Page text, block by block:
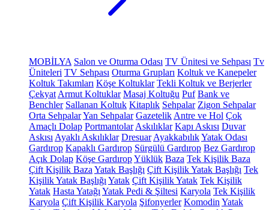
MOBİLYA Salon ve Oturma Odası TV Ünitesi ve Sehpası Tv
Üniteleri TV Sehpası Oturma Grupları Koltuk ve Kanepeler
Koltuk Takımları Köşe Koltuklar Tekli Koltuk ve Berjerler
Çekyat Armut Koltuklar Masaj Koltuğu Puf Bank ve
Benchler Sallanan Koltuk Kitaplık Sehpalar Zigon Sehpalar
Orta SehpalarYan Sehpalar Gazetelik Antre ve Hol Çok
Amaçlı Dolap Portmantolar Askılıklar Kapı Askısı Duvar
Askısı Ayaklı Askılıklar Dresuar AyakkabılıkYatak Odası
Gardırop Kapaklı Gardırop Sürgülü Gardırop Bez Gardırop
Açık Dolap Köşe GardıropYüklük Baza Tek Kişilik Baza
Çift Kişilik Baza Yatak Başlığı Çift Kişilik Yatak Başlığı Tek
Kişilik Yatak Başlığı Yatak Çift Kişilik Yatak Tek Kişilik
Yatak Hasta Yatağı Yatak Pedi & Şiltesi Karyola Tek Kişilik
Karyola Çift Kişilik Karyola Şifonyerler Komodin Yatak